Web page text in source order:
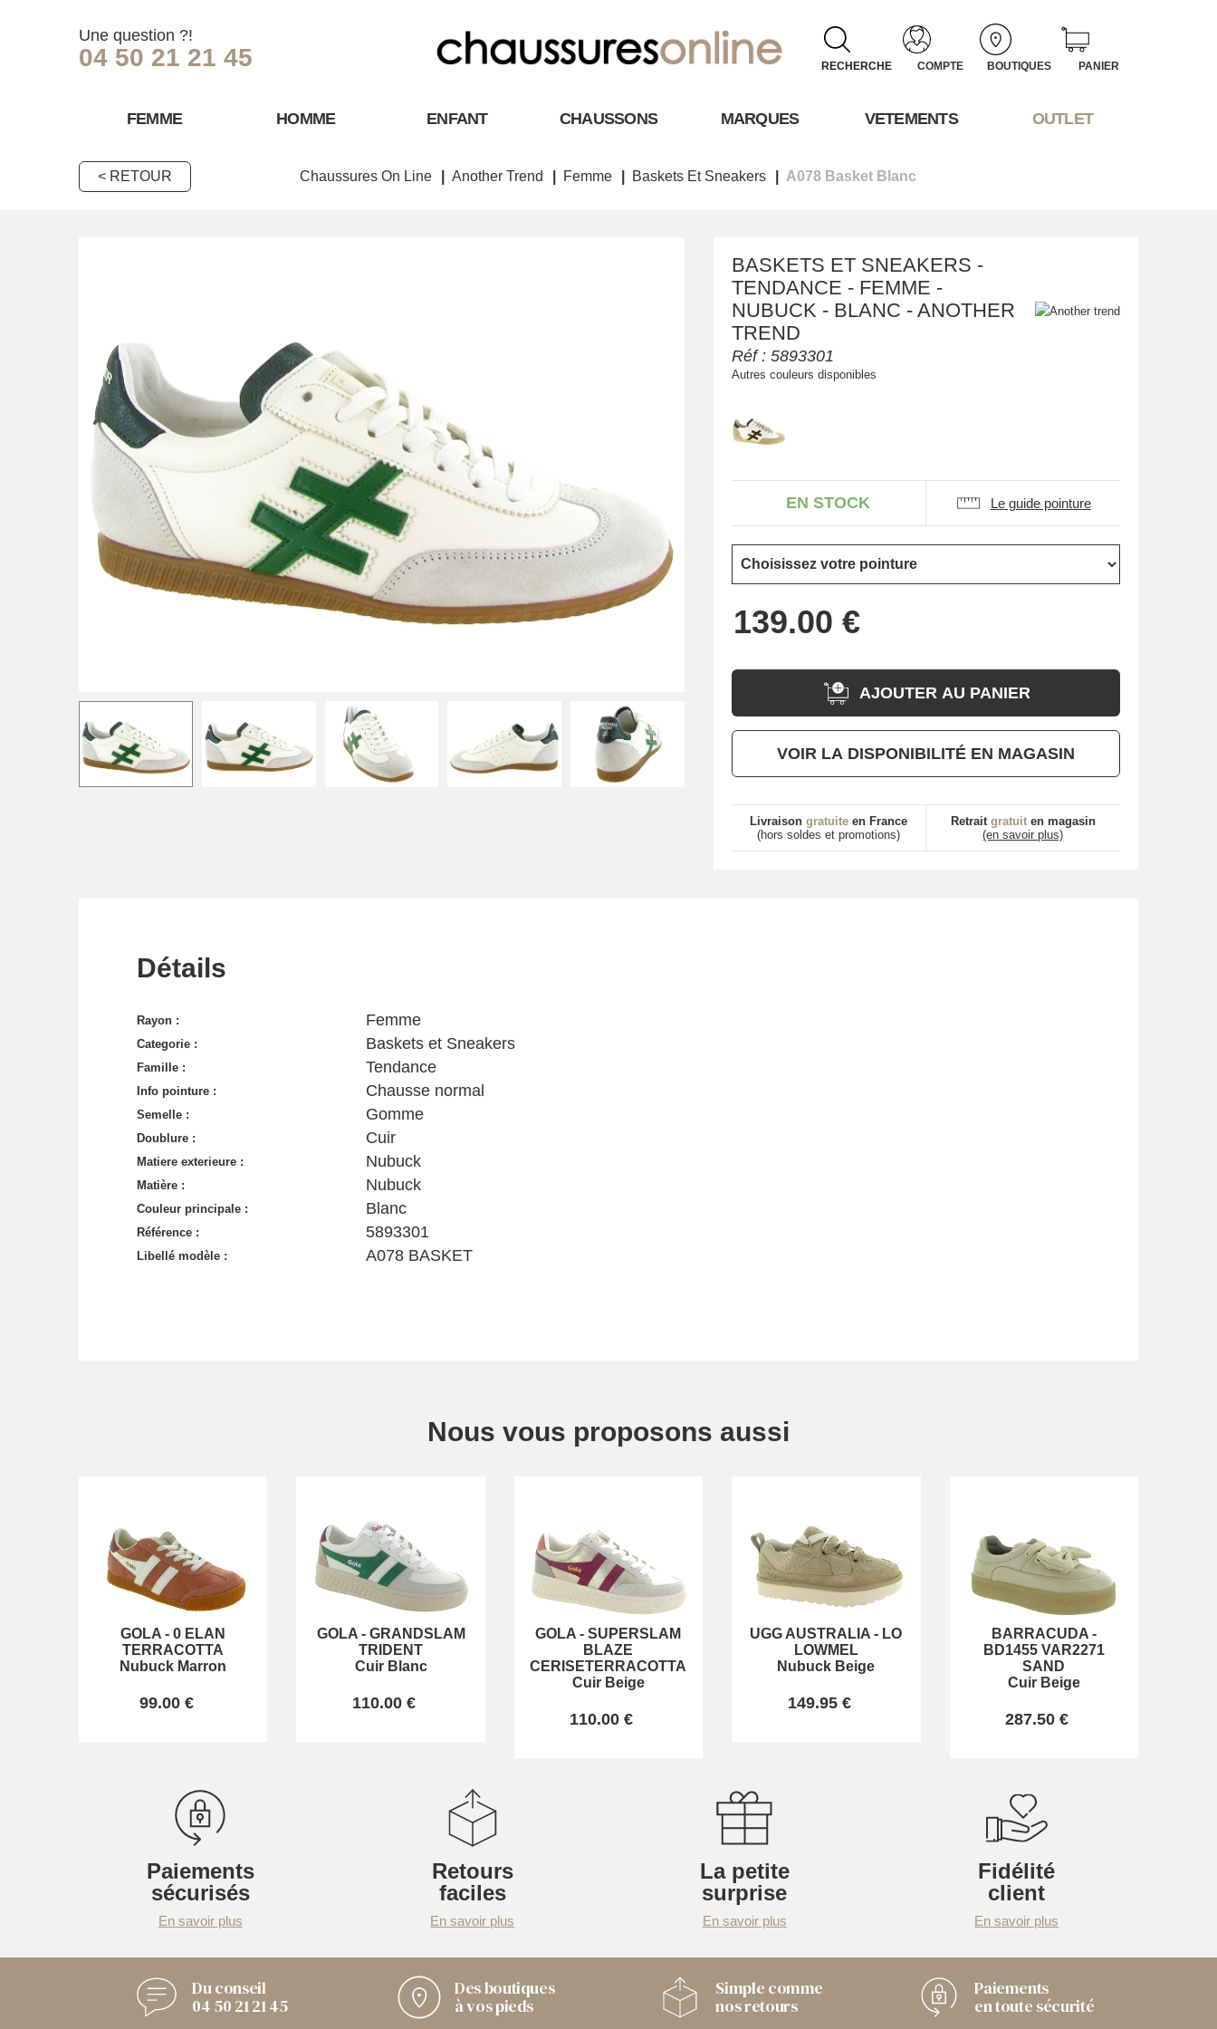
Une question ?!
04 50 21 21 45 RECHERCHE COMPTE BOUTIQUES PANIER
FEMME HOMME ENFANT CHAUSSONS MARQUES VETEMENTS OUTLET
< RETOUR Chaussures On Line Another Trend Femme Baskets Et Sneakers A078 Basket Blanc
BASKETS ET SNEAKERS -
TENDANCE - FEMME -
NUBUCK - BLANC - ANOTHER
TREND
Réf :5893301
Autres couleurs disponibles
EN STOCK Le guide pointure
AJOUTER AU PANIER
VOIR LA DISPONIBILITÉ EN MAGASIN
Livraison gratuiteen France
(hors soldes et promotions)
Retrait gratuiten magasin
(en savoir plus)
Détails
Rayon : Femme
Categorie : Baskets et Sneakers
Famille : Tendance
Info pointure : Chausse normal
Semelle : Gomme
Doublure : Cuir
Matiere exterieure : Nubuck
Matière : Nubuck
Couleur principale : Blanc
Référence : 5893301
Libellé modèle : A078 BASKET
Nous vous proposons aussi
GOLA -0 ELAN
TERRACOTTA
Nubuck Marron
99.00 €
GOLA- GRANDSLAM
TRIDENT
Cuir Blanc
110.00 €
GOLA -SUPERSLAM
BLAZE
CERISETERRACOTTA
Cuir Beige
110.00 €
UGG AUSTRALIA - LO
LOWMEL
Nubuck Beige
149.95 €
BARRACUDA-
BD1455 VAR2271
SAND
Cuir Beige
287.50 €
Paiements
sécurisés
En savoir plus
Retours
faciles
En savoir plus
La petite
surprise
En savoir plus
Fidélité
client
En savoir plus
Du conseil
04 50 21 21 45
Des boutiques
à vos pieds
Simple comme
nos retours
Paiements
en toute sécurité